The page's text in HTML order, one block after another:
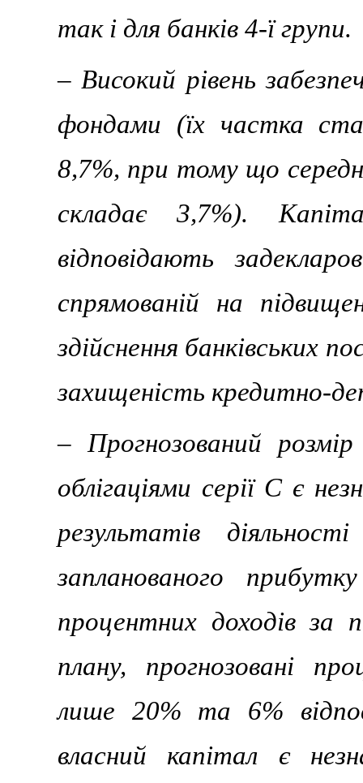
так і для банків 4-ї групи.
– Високий рівень
фондами (їх частка
8,7%, при тому що
складає 3,7%).
відповідають
спрямованій на
здійснення банківських
захищеність кредитно-
– Прогнозований
облігаціями серії С є
результатів
запланованого
процентних доходів за
плану, прогнозовані
лише 20% та 6%
власний капітал є